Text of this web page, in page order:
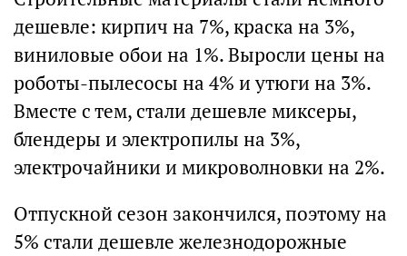
дешевле: кирпич на 7%, краска на 3%,
виниловые обои на 1%. Выросли цены на
роботы-пылесосы на 4% и утюги на 3%.
Вместе с тем, стали дешевле миксеры,
блендеры и электропилы на 3%,
электрочайники и микроволновки на 2%.
Отпускной сезон закончился, поэтому на
5% стали дешевле железнодорожные